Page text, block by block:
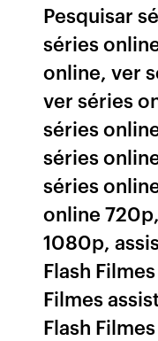
Pesquisar
séries
online, ver
ver séries
séries
séries
séries
online
1080p,
Flash
Filmes
Flash